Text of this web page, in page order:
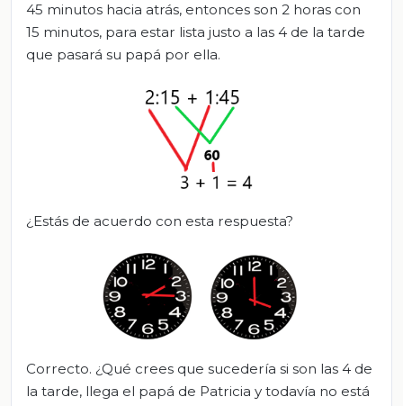
45 minutos hacia atrás, entonces son 2 horas con
15 minutos, para estar lista justo a las 4 de la tarde
que pasará su papá por ella.
¿Estás de acuerdo con esta respuesta?
Correcto. ¿Qué crees que sucedería si son las 4 de
la tarde, llega el papá de Patricia y todavía no está